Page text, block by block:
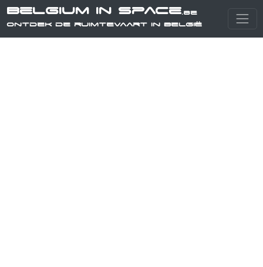
Belgium in Space.be
Ontdek de ruimtevaart in België